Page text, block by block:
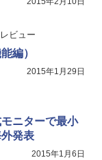
ビュー
編）
2015年1月29日
ニターで最小
発表
2015年1月6日